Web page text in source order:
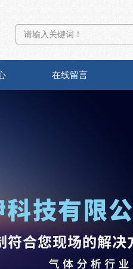
在线留言